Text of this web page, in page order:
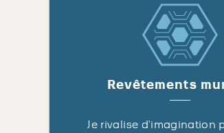
Revêtements
Je rivalise d’imagination